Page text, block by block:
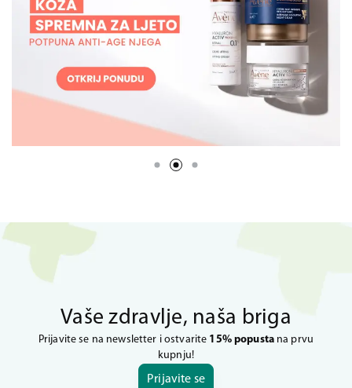
Vaše zdravlje, naša briga
Prijavite se na newsletter i ostvarite 15% popustana prvu
kupnju!
Prijavite se